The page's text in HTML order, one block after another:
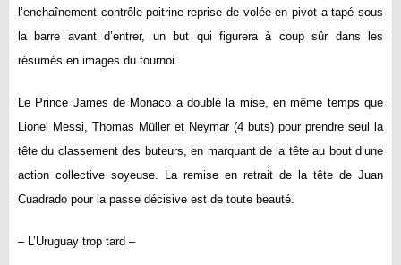
l’enchaînement contrôle poitrine-reprise de volée en pivot a tapé sous
la barre avant d’entrer, un but qui figurera à coup sûr dans les
résumés en images du tournoi.
Le Prince James de Monaco a doublé la mise, en même temps que
Lionel Messi, Thomas Müller et Neymar (4 buts) pour prendre seul la
tête du classement des buteurs, en marquant de la tête au bout d’une
action collective soyeuse. La remise en retrait de la tête de Juan
Cuadrado pour la passe décisive est de toute beauté.
– L’Uruguay trop tard –